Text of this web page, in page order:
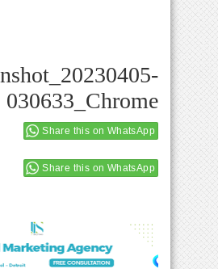
030633_Chrome
Share this on WhatsApp
Share this on WhatsApp